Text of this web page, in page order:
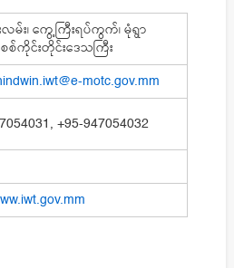
လမ်း၊ ကွေ့ကြီးရပ်ကွက်၊ မုံရွာ
စစ်ကိုင်းတိုင်းဒေသကြီး
motc.gov.mm
+95-947054032